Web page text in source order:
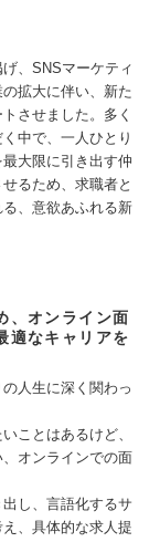
、SNSマーケティ
拡大に伴い、新た
させました。多く
中で、一人ひとり
大限に引き出す仲
るため、求職者と
、意欲あふれる新
、オンライン面
適なキャリアを
人生に深く関わっ
ことはあるけど、
オンラインでの面
し、言語化するサ
、具体的な求人提